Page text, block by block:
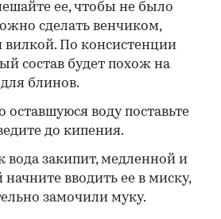
ее, чтобы не было
сделать венчиком,
По консистенции
состав будет похож на
блинов.
воду поставьте
до кипения.
вода закипит, медленной и
начните вводить ее в миску,
замочили муку.